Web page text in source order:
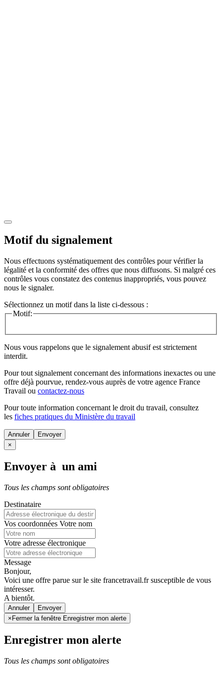
Motif du signalement
Nous effectuons systématiquement des contrôles pour vérifier la
légalité et la conformité des offres que nous diffusons. Si malgré ces
contrôles vous constatez des contenus inappropriés, vous pouvez
nous le signaler.
Sélectionnez un motif dans la liste ci-dessous :
Motif:
Nous vous rappelons que le signalement abusif est strictement
interdit.
Pour tout signalement concernant des informations inexactes ou une
offre déjà pourvue, rendez-vous auprès de votre agence France
Travail ou contactez-nous
Pour toute information concernant le droit du travail, consultez
les fiches pratiques du Ministère du travail
Annuler
×
Envoyer à un ami
Tous les champs sont obligatoires
Destinataire
Vos coordonnées Votre nom
Votre adresse électronique
Message
Bonjour,
Voici une offre parue sur le site francetravail.fr susceptible de vous
intéresser.
A bientôt.
Annuler
× Fermer la fenêtre Enregistrer mon alerte
Enregistrer mon alerte
Tous les champs sont obligatoires